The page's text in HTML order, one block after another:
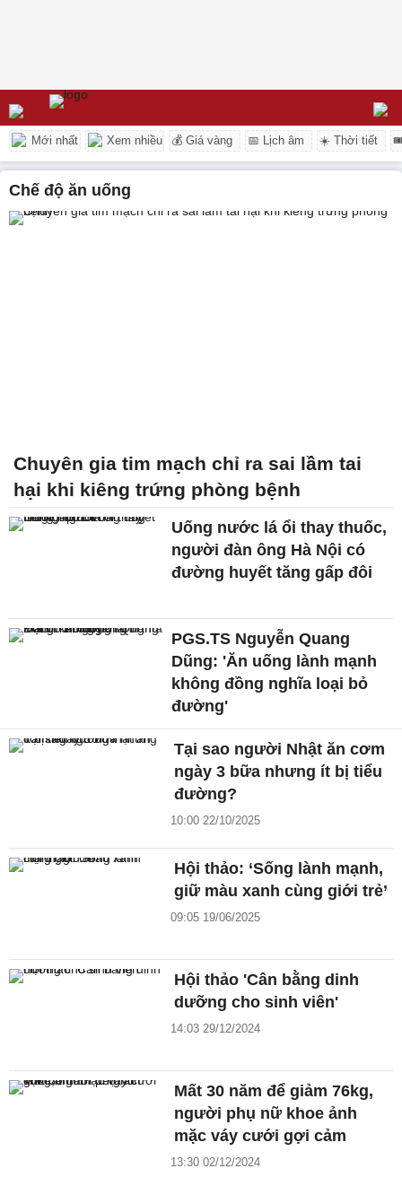
Mới nhất Xem nhiều 💰 Giá vàng 📅 Lịch âm ☀️ Thời tiết
chế độ ăn uống
Chuyên gia tim mạch chỉ ra sai lầm tai
hại khi kiêng trứng phòng bệnh
Uống nước lá ổi thay thuốc,
người đàn ông Hà Nội có
đường huyết tăng gấp đôi
PGS.TS Nguyễn Quang
Dũng: 'Ăn uống lành mạnh
không đồng nghĩa loại bỏ
đường'
Tại sao người Nhật ăn cơm
ngày 3 bữa nhưng ít bị tiểu
đường?
10:00 22/10/2025
Hội thảo: ‘Sống lành mạnh,
giữ màu xanh cùng giới trẻ’
09:05 19/06/2025
Hội thảo 'Cân bằng dinh
dưỡng cho sinh viên'
14:03 29/12/2024
Mất 30 năm để giảm 76kg,
người phụ nữ khoe ảnh
mặc váy cưới gợi cảm
13:30 02/12/2024